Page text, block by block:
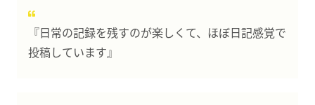
『日常の記録を残すのが楽しくて、ほぼ日記感覚で
投稿しています』